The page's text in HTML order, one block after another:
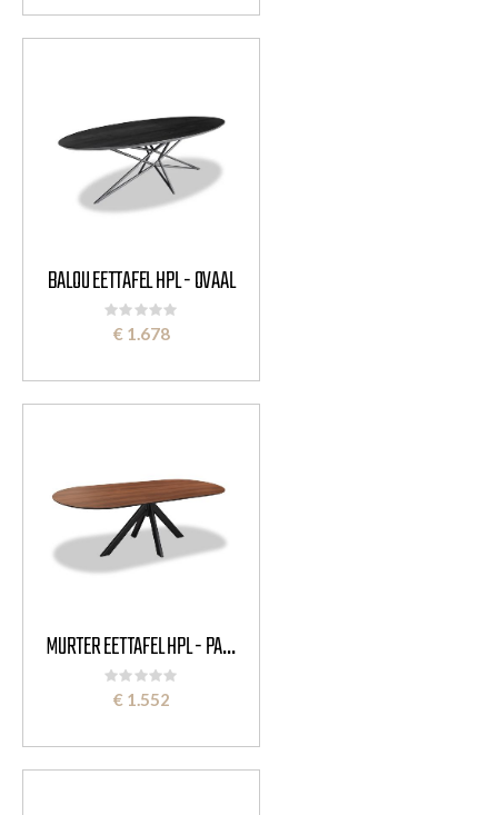
BALOU EETTAFEL HPL - OVAAL
Rating:
0%
€ 1.678
MURTER EETTAFEL HPL - PAPERCLIP OVAAL
Rating:
0%
€ 1.552